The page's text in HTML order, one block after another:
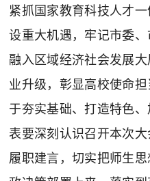
紧抓国家教育科技人才
设重大机遇，牢记市委
融入区域经济社会发展
业升级，彰显高校使命
于夯实基础、打造特色
表要深刻认识召开本次大
履职建言，切实把师生